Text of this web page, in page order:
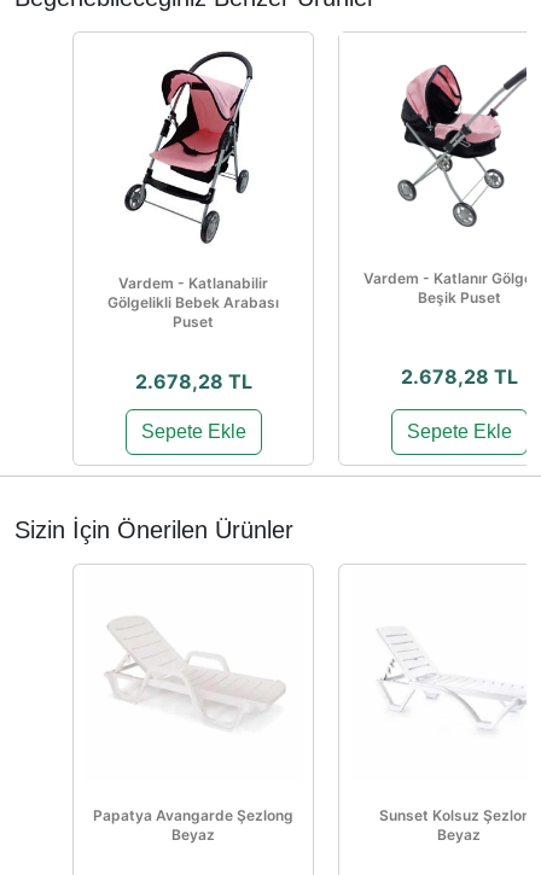
Vardem - Katlanabilir
Gölgelikli Bebek Arabası
Puset
2.678,28 TL
Sepete Ekle
Vardem - Katlanır
Beşik Puset
2.678,28 TL
Sepete Ekle
Sizin İçin Önerilen Ürünler
Papatya Avangarde Şezlong
Beyaz
Sunset Kolsuz Şezlong
Beyaz